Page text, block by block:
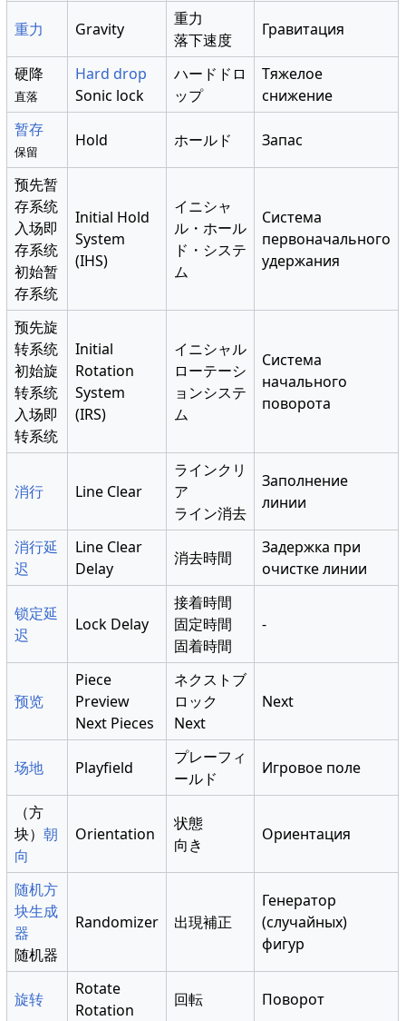
重力 Gravity
重力
落下速度
Гравитация
硬降
直落
Hard drop
Sonic lock
ハードドロ
ップ
Тяжелое
снижение
暂存
保留
Hold ホールド Запас
预先暂
存系统
入场即
存系统
初始暂
存系统
Initial Hold
System
(IHS)
イニシャ
ル・ホール
ド・システ
ム
Система
первоначального
удержания
预先旋
转系统
初始旋
转系统
入场即
转系统
Initial
Rotation
System
(IRS)
イニシャル
ローテーシ
ョンシステ
ム
Система
начального
поворота
消行 Line Clear
ラインクリ
ア
ライン消去
Заполнение
линии
消行延
迟
Line Clear
Delay
消去時間
Задержка при
очистке линии
锁定延
迟
Lock Delay
接着時間
固定時間
固着時間
-
预览
Piece
Preview
Next Pieces
ネクストブ
ロック
Next
Next
场地 Playfield
プレーフィ
ールド
Игровое поле
（方
块）朝
向
Orientation
状態
向き
Ориентация
随机方
块生成
器
随机器
Randomizer 出現補正
Генератор
(случайных)
фигур
旋转
Rotate
Rotation
回転 Поворот